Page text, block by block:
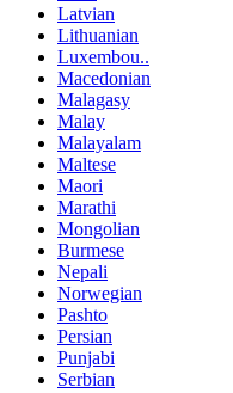
Latvian
Lithuanian
Luxembou..
Macedonian
Malagasy
Malay
Malayalam
Maltese
Maori
Marathi
Mongolian
Burmese
Nepali
Norwegian
Pashto
Persian
Punjabi
Serbian